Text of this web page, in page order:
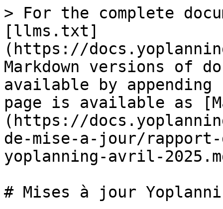
> For the complete
[llms.txt]
(https://
Markdown versions of
available by
page is available as
(https://
de-mise-a-jour/
yoplanning-avril-
# Mises à jour